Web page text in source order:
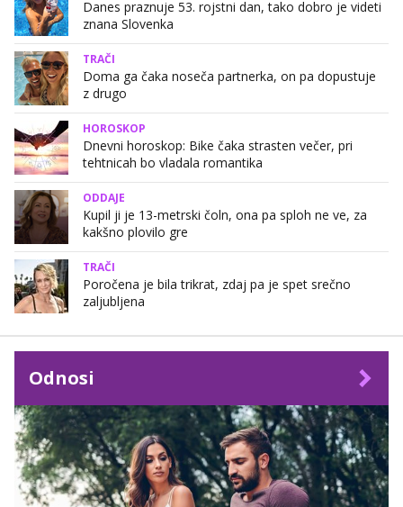
Danes praznuje 53. rojstni dan, tako dobro je videti
znana Slovenka
TRAČI
Doma ga čaka noseča partnerka, on pa dopustuje
z drugo
HOROSKOP
Dnevni horoskop: Bike čaka strasten večer, pri
tehtnicah bo vladala romantika
ODDAJE
Kupil ji je 13-metrski čoln, ona pa sploh ne ve, za
kakšno plovilo gre
TRAČI
Poročena je bila trikrat, zdaj pa je spet srečno
zaljubljena
Odnosi